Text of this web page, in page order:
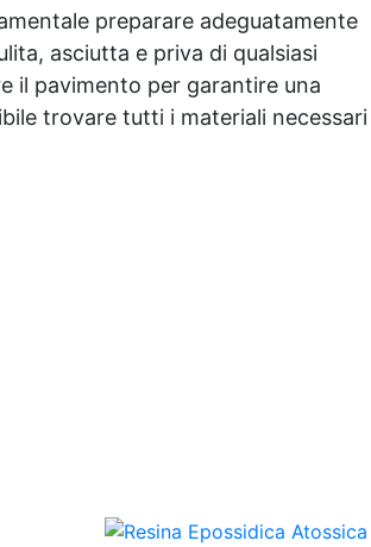
preparare adeguatamente
asciutta e priva di qualsiasi
il pavimento per garantire una
trovare tutti i materiali necessari